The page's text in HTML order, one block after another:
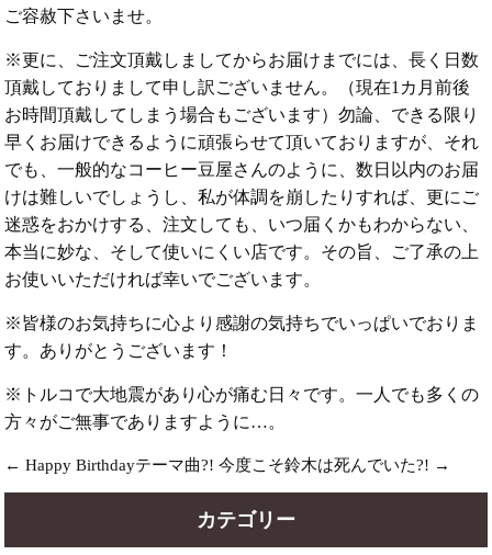
ご容赦下さいませ。
※更に、ご注文頂戴しましてからお届けまでには、長く日数
頂戴しておりまして申し訳ございません。（現在1カ月前後
お時間頂戴してしまう場合もございます）勿論、できる限り
早くお届けできるように頑張らせて頂いておりますが、それ
でも、一般的なコーヒー豆屋さんのように、数日以内のお届
けは難しいでしょうし、私が体調を崩したりすれば、更にご
迷惑をおかけする、注文しても、いつ届くかもわからない、
本当に妙な、そして使いにくい店です。その旨、ご了承の上
お使いいただければ幸いでございます。
※皆様のお気持ちに心より感謝の気持ちでいっぱいでおりま
す。ありがとうございます！
※トルコで大地震があり心が痛む日々です。一人でも多くの
方々がご無事でありますように…。
←Happy Birthdayテーマ曲?! 今度こそ鈴木は死んでいた?! →
カテゴリー